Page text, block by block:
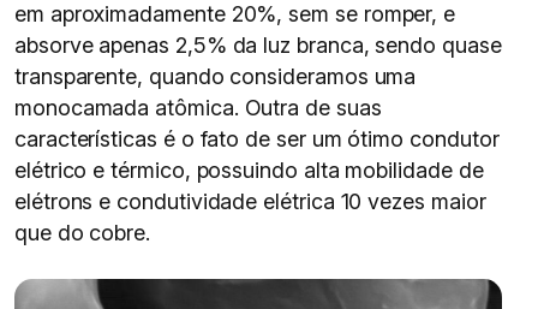
em aproximadamente 20%, sem se romper, e
absorve apenas 2,5% da luz branca, sendo quase
transparente, quando consideramos uma
monocamada atômica. Outra de suas
características é o fato de ser um ótimo condutor
elétrico e térmico, possuindo alta mobilidade de
elétrons e condutividade elétrica 10 vezes maior
que do cobre.